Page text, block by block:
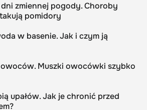
zmiennej pogody. Choroby
pomidory
w basenie. Jak i czym ją
Muszki owocówki szybko
upałów. Jak je chronić przed